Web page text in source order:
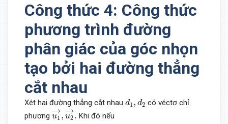
Công thức 4: Công thức
phương trình đường
phân giác của góc nhọn
tạo bởi hai đường thẳng
cắt nhau
Xét hai đường thẳng cắt nhau d1, d2
d d2 có véctơ chỉ
phương
→
u1 , →
u2 .
u1→,u2→
Khi đó nếu